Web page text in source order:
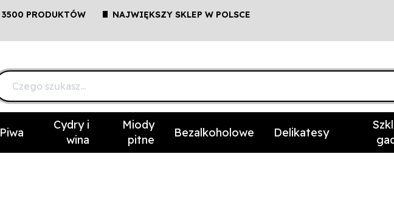
3500 PRODUKTÓW NAJWIĘKSZY SKLEP W POLSCE
Piwa
Cydry i
wina
Miody
pitne
Bezalkoholowe Delikatesy